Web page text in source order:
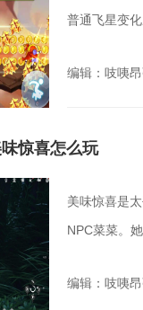
普通飞星变
编辑：吱咦
惊喜‌怎么玩
美味惊喜是
NPC菜菜。
编辑：吱咦